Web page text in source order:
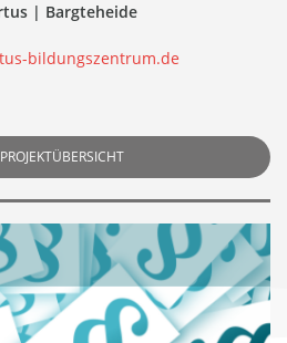
| Bargteheide
bildungszentrum.de